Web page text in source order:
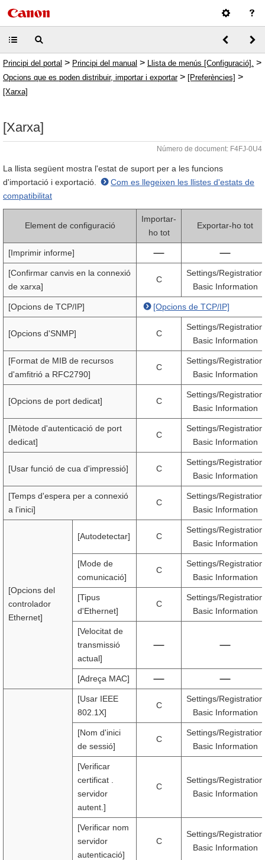
Principi del portal > Principi del manual > Llista de menús [Configuració]. >
Opcions que es poden distribuir, importar i exportar> [Preferències] >
[Xarxa]
[Xarxa]
Número de document: F4FJ-0U4
La llista següent mostra l'estat de suport per a les funcions
d'importació i exportació.
Com es llegeixen les llistes d'estats de
compatibilitat
Element de configuració
Importar-
ho tot
Exportar-ho tot
[Imprimir informe]
[Confirmar canvis en la connexió
de xarxa]
C
Settings/Registration
Basic Information
[Opcions de TCP/IP] [Opcions de TCP/IP]
[Opcions d'SNMP] C
Settings/Registration
Basic Information
[Format de MIB de recursos
d'amfitrió a RFC2790]
C
Settings/Registration
Basic Information
[Opcions de port dedicat] C
Settings/Registration
Basic Information
[Mètode d'autenticació de port
dedicat]
C
Settings/Registration
Basic Information
[Usar funció de cua d'impressió] C
Settings/Registration
Basic Information
[Temps d'espera per a connexió
a l'inici]
C
Settings/Registration
Basic Information
[Opcions del
controlador
Ethernet]
[Autodetectar] C
Settings/Registration
Basic Information
[Mode de
comunicació]
C
Settings/Registration
Basic Information
[Tipus
d'Ethernet]
C
Settings/Registration
Basic Information
[Velocitat de
transmissió
actual]
[Adreça MAC]
[Usar IEEE
802.1X]
C
Settings/Registration
Basic Information
[Nom d'inici
de sessió]
C
Settings/Registration
Basic Information
[Verificar
certificat .
servidor
autent.]
C
Settings/Registration
Basic Information
[Verificar nom
servidor
autenticació]
C
Settings/Registration
Basic Information